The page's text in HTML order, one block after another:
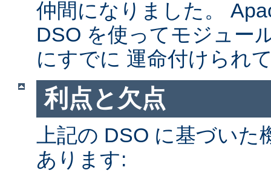
仲間になりました。
DSO を使ってモジュー
にすでに 運命付けられ
利点と欠点
上記の DSO に基づい
あります: